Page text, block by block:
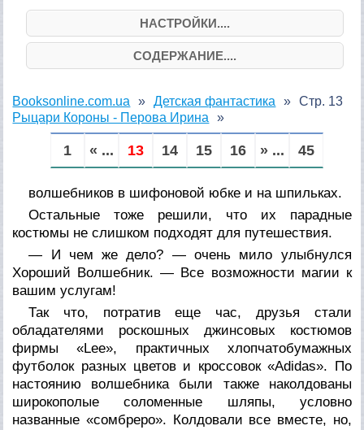
НАСТРОЙКИ....
СОДЕРЖАНИЕ....
Booksonline.com.ua
Детская фантастика
Рыцари Короны - Перова Ирина
Стр. 13
1 « ... 13 14 15 16 » ... 45
волшебников в шифоновой юбке и на шпильках.
Остальные тоже решили, что их парадные
костюмы не слишком подходят для путешествия.
— И чем же дело? — очень мило улыбнулся
Хороший Волшебник. — Все возможности магии к
вашим услугам!
Так что, потратив еще час, друзья стали
обладателями роскошных джинсовых костюмов
фирмы «Lee», практичных хлопчатобумажных
футболок разных цветов и кроссовок «Adidas». По
настоянию волшебника были также наколдованы
широкополые соломенные шляпы, условно
названные «сомбреро». Колдовали все вместе, но,